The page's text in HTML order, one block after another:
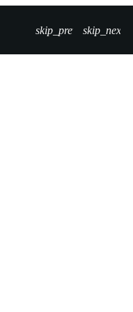
skip_previousskip_next